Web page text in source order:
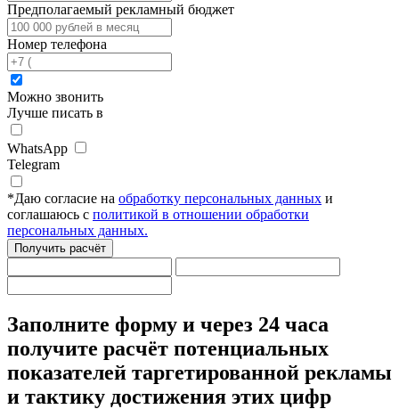
Предполагаемый рекламный бюджет
Номер телефона
Можно звонить
Лучше писать в
WhatsApp
Telegram
*Даю согласие на обработку персональных данных и
соглашаюсь с политикой в отношении обработки
персональных данных.
Получить расчёт
Заполните форму и через 24 часа
получите расчёт потенциальных
показателей таргетированной рекламы
и тактику достижения этих цифр